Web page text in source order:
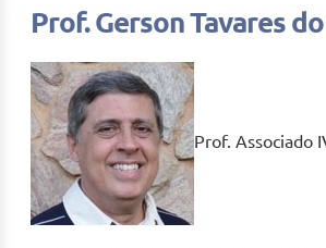
Prof. Gerson Tavares
Prof. Associado